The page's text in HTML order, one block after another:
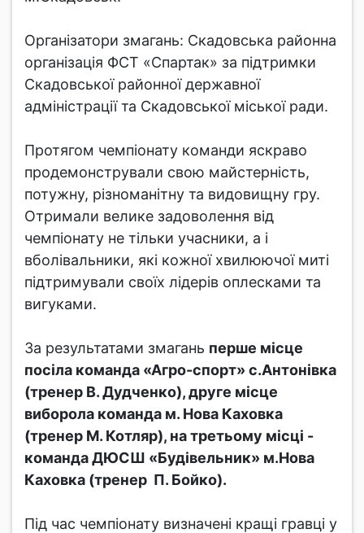
Організатори змагань: Скадовська районна
організація ФСТ «Спартак» за підтримки
Скадовської районної державної
адміністрації та Скадовської міської ради.
Протягом чемпіонату команди яскраво
продемонстрували свою майстерність,
потужну, різноманітну та видовищну гру.
Отримали велике задоволення від
чемпіонату не тільки учасники, а і
вболівальники, які кожної хвилюючої миті
підтримували своїх лідерів оплесками та
вигуками.
За результатами змагань перше місце
посіла команда «Агро-спорт» с.Антонівка
(тренер В. Дудченко), друге місце
виборола команда м. Нова Каховка
(тренер М. Котляр), на третьому місці -
команда ДЮСШ «Будівельник» м.Нова
Каховка (тренер П. Бойко).
Під час чемпіонату визначені кращі гравці у